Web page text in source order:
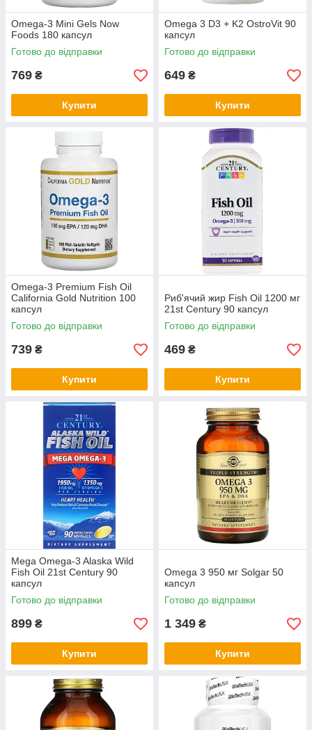
Omega-3 Mini Gels Now
Foods 180 капсул
Готово до відправки
769 ₴
Купити
Omega 3 D3 + K2 OstroVit 90
капсул
Готово до відправки
649 ₴
Купити
Omega-3 Premium Fish Oil
California Gold Nutrition 100
капсул
Готово до відправки
739 ₴
Купити
Риб'ячий жир Fish Oil 1200 мг
21st Century 90 капсул
Готово до відправки
469 ₴
Купити
Mega Omega-3 Alaska Wild
Fish Oil 21st Century 90
капсул
Готово до відправки
899 ₴
Купити
Omega 3 950 мг Solgar 50
капсул
Готово до відправки
1 349 ₴
Купити